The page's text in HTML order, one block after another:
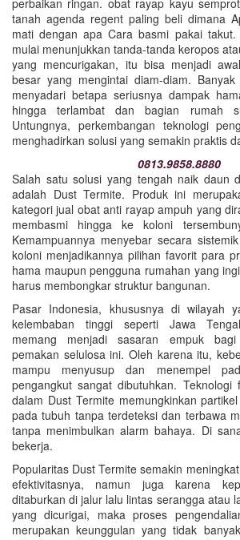
perbaikan ringan. obat rayap kayu
tanah agenda regent paling beli dimana
mati dengan apa Cara basmi pakai
mulai menunjukkan tanda-tanda keropos
yang mencurigakan, itu bisa menjadi
besar yang mengintai diam-diam.
menyadari betapa seriusnya dampak
hingga terlambat dan bagian rumah
Untungnya, perkembangan teknologi
menghadirkan solusi yang semakin praktis
0813.9858.8880
Salah satu solusi yang tengah naik daun
adalah Dust Termite. Produk ini
kategori jual obat anti rayap ampuh yang
membasmi hingga ke koloni
Kemampuannya menyebar secara
koloni menjadikannya pilihan favorit para
hama maupun pengguna rumahan yang
harus membongkar struktur bangunan.
Pasar Indonesia, khususnya di wilayah
kelembaban tinggi seperti Jawa
memang menjadi sasaran empuk
pemakan selulosa ini. Oleh karena itu,
mampu menyusup dan menempel
pengangkut sangat dibutuhkan. Teknologi
dalam Dust Termite memungkinkan
pada tubuh tanpa terdeteksi dan terbawa
tanpa menimbulkan alarm bahaya. Di
bekerja.
Popularitas Dust Termite semakin
efektivitasnya, namun juga karena
ditaburkan di jalur lalu lintas serangga atau
yang dicurigai, maka proses
merupakan keunggulan yang tidak